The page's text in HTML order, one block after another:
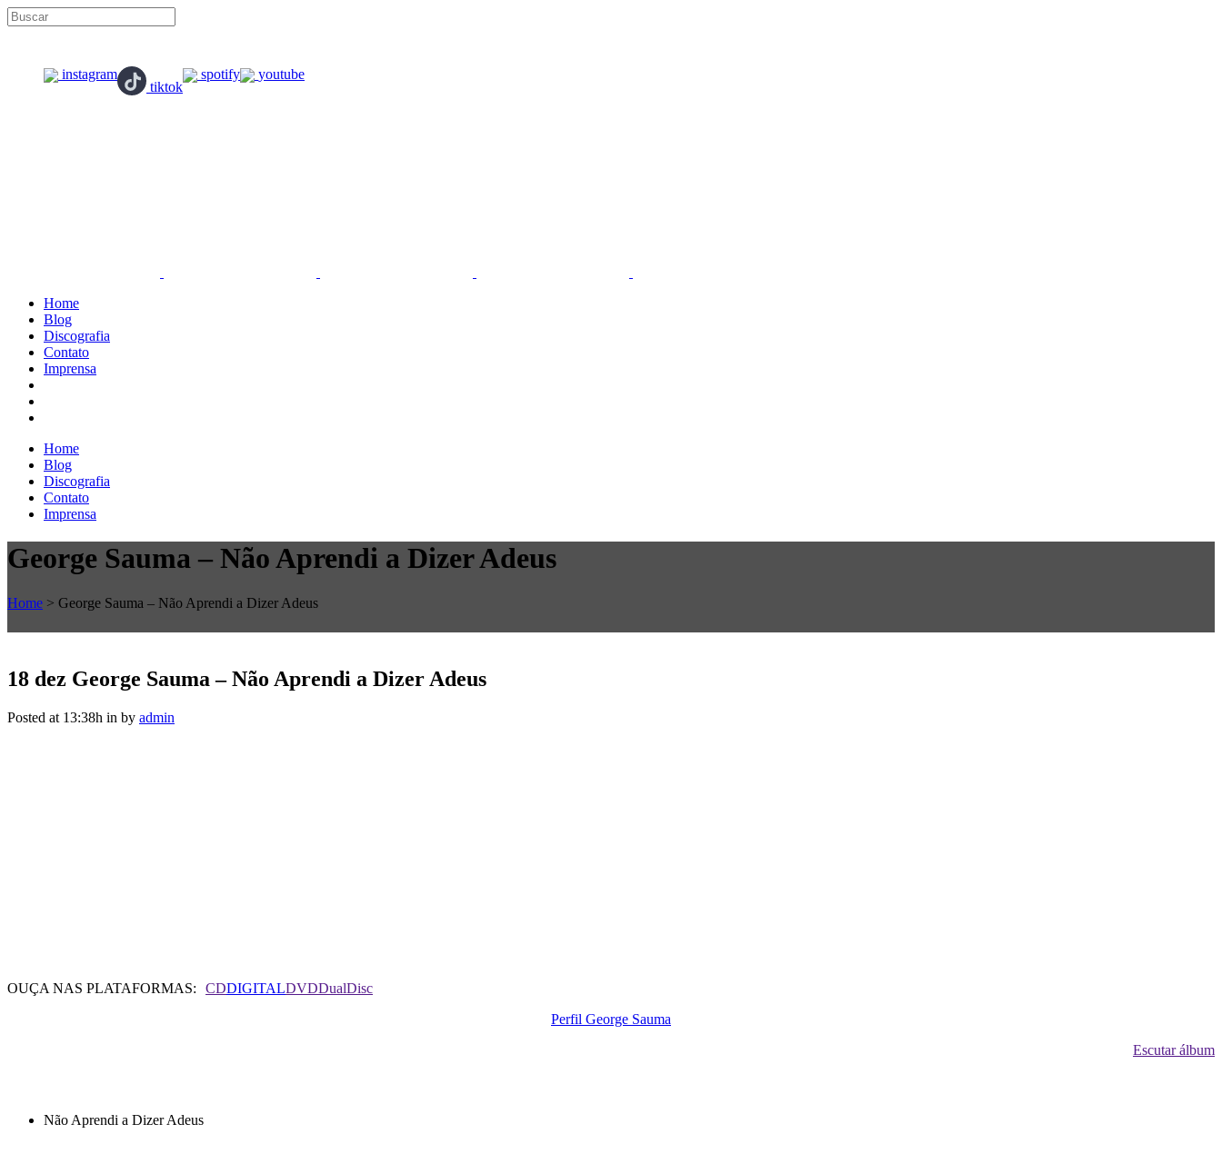
instagram
tiktok
spotify youtube
Home
Blog
Discografia
Contato
Imprensa
Home
Blog
Discografia
Contato
Imprensa
George Sauma – Não Aprendi a Dizer Adeus
Home > George Sauma – Não Aprendi a Dizer Adeus
18 dez George Sauma – Não Aprendi a Dizer Adeus
Posted at 13:38h in by admin
OUÇA NAS PLATAFORMAS: CDDIGITALDVDDualDisc
Perfil George Sauma
Escutar álbum
Não Aprendi a Dizer Adeus